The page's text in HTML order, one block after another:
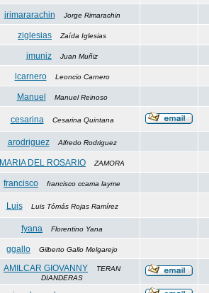
jrimararachin Jorge Rimarachin
ziglesias Zaída Iglesias
jmuniz Juan Muñiz
lcarnero Leoncio Carnero
Manuel Manuel Reinoso
cesarina Cesarina Quintana
arodriguez Alfredo Rodriguez
MARIA DEL ROSARIO ZAMORA
francisco francisco ccama layme
Luis Luis Tómás Rojas Ramírez
fyana Florentino Yana
ggallo Gilberto Gallo Melgarejo
AMILCAR GIOVANNY
TERAN
DIANDERAS